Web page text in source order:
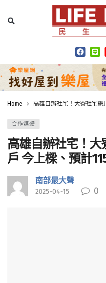
Home 高雄自辦社宅！大寮社宅總
合作媒體
高雄自辦社宅！
戶 今上樑、預計
南部最大聲
2025-04-15 0